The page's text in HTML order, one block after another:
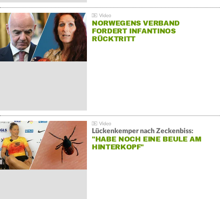
NORWEGENS VERBAND
FORDERT INFANTINOS
RÜCKTRITT
Lückenkemper nach Zeckenbiss:
"HABE NOCH EINE BEULE AM
HINTERKOPF"